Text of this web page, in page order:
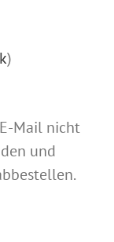
)
Mail nicht
und